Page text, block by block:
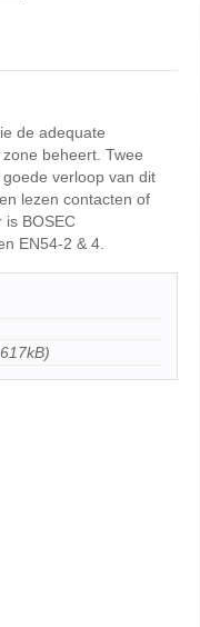
de adequate
beheert. Twee
verloop van dit
lezen contacten of
is BOSEC
EN54-2 & 4.